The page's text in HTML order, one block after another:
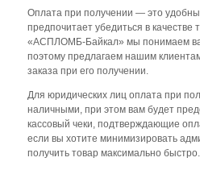
Оплата при получении — это
предпочитает убедиться в качестве
«АСПЛОМБ-Байкал» мы понимаем
поэтому предлагаем нашим
заказа при его получении.
Для юридических лиц оплата при
наличными, при этом вам будет
кассовый чеки, подтверждающие
если вы хотите минимизировать
получить товар максимально быстро.